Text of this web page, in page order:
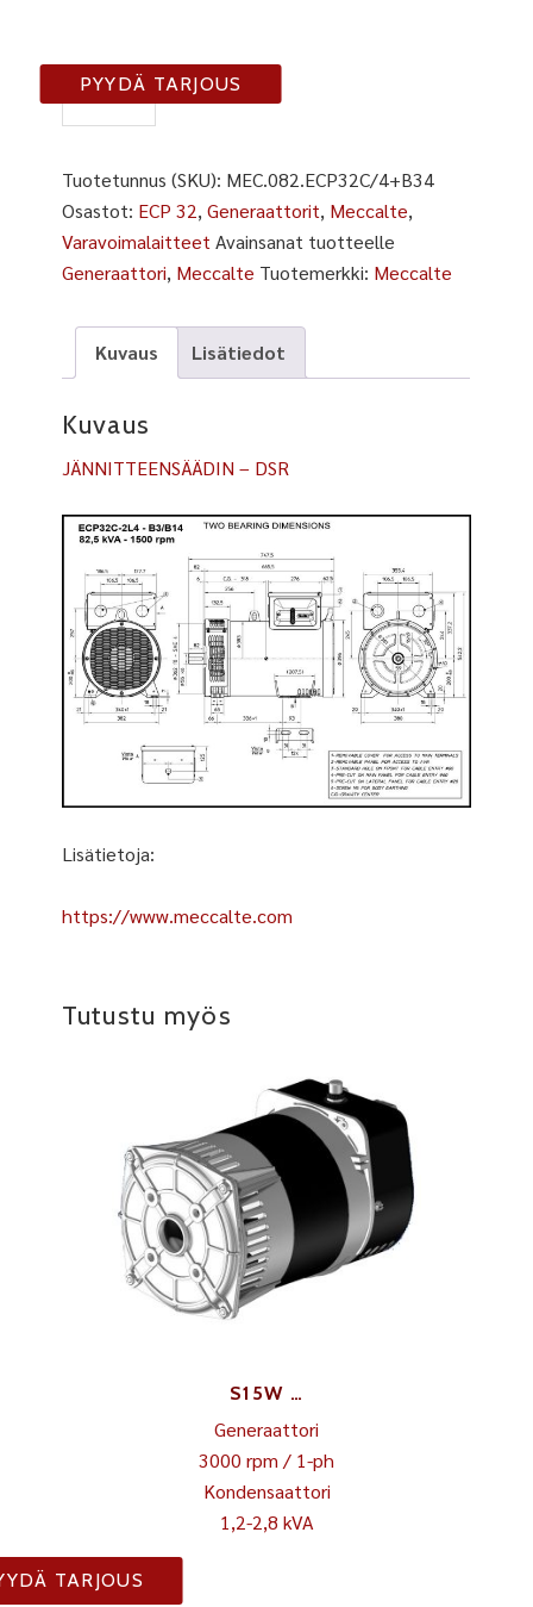
ECP32C-
2L4-
määrä
PYYDÄ TARJOUS
Tuotetunnus (SKU): MEC.082.ECP32C/4+B34
Osastot: ECP 32,Generaattorit, Meccalte,
Varavoimalaitteet Avainsanat tuotteelle
Generaattori, Meccalte Tuotemerkki: Meccalte
Kuvaus Lisätiedot
Kuvaus
JÄNNITTEENSÄÄDIN – DSR
Lisätietoja:
https://www.meccalte.com
Tutustu myös
S15W …
Generaattori
3000 rpm / 1-ph
Kondensaattori
1,2-2,8 kVA
TARJOUS